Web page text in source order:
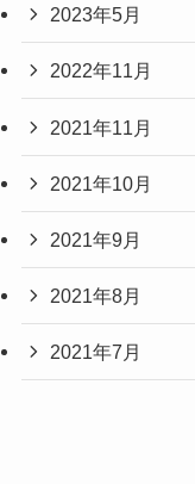
2023年5月
2022年11月
2021年11月
2021年10月
2021年9月
2021年8月
2021年7月